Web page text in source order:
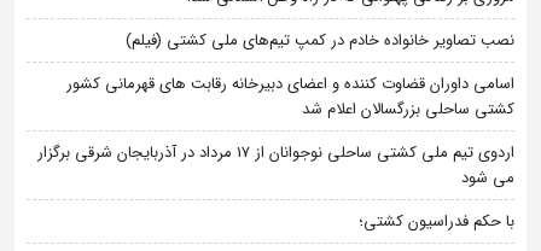
نصب تصاویر خانواده خادم در کمپ تیم‌های ملی کشتی (فیلم)
اسامی داوران قضاوت کننده و اعضای دبیرخانه رقابت های قهرمانی کشور
کشتی ساحلی بزرگسالان اعلام شد
اردوی تیم ملی کشتی ساحلی نوجوانان از 17 مرداد در آذربایجان شرقی برگزار
می شود
با حکم فدراسیون کشتی؛